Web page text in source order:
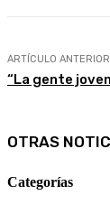
ARTÍCULO ANTERIOR
“La gente
OTRAS
Categorías